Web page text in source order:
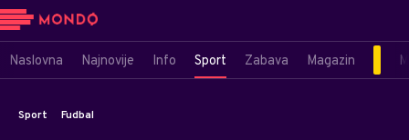
Naslovna Najnovije Info Sport Zabava Magazin
Sport Fudbal